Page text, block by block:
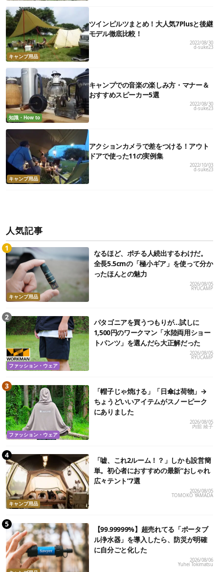
キャンプ用品
ツインピルツまとめ！大人気7Plusと後継
モデル徹底比較！
2022/08/30
d-suke23
知識・How to
キャンプでの音楽の楽しみ方・マナー＆
おすすめスピーカー5選
2022/08/30
d-suke23
キャンプ用品
アクションカメラで差をつける！アウト
ドアで使った11の実例集
2022/10/03
d-suke23
人気記事
キャンプ用品
なるほど、ポチる人続出するわけだ。
全長5.5cmの「極小ギア」を使って分か
ったほんとの魅力
2026/08/05
RYUCAMP
ファッション・ウェア
パタゴニアを買うつもりが…試しに
1,500円のワークマン「水陸両用ショー
トパンツ」を選んだら大正解だった
2026/08/05
RYUCAMP
ファッション・ウェア
「帽子じゃ焼ける」「日傘は荷物」→
ちょうどいいアイテムがスノーピーク
にありました
2026/08/05
内舘 綾子
キャンプ用品
「嘘、これ2ルーム！？」しかも設営簡
単。初心者におすすめの最新“おしゃれ
広々テント”7選
2026/08/05
TOMOKO YAMADA
【99.99999%】超売れてる「ポータブ
ル浄水器」を導入したら、防災が明確
に自分ごと化した
2026/08/06
Yuhei Tokimatsu